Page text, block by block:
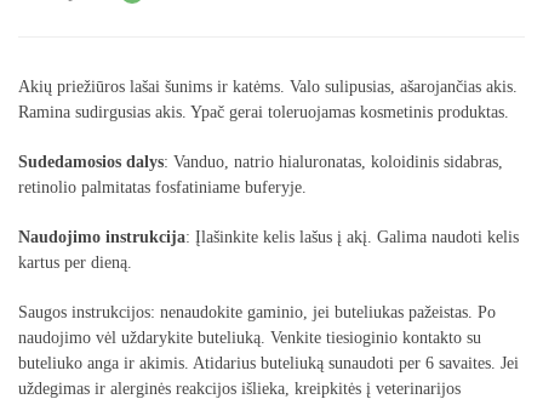
Akių priežiūros lašai šunims ir katėms. Valo sulipusias, ašarojančias akis.
Ramina sudirgusias akis. Ypač gerai toleruojamas kosmetinis produktas.
Sudedamosios dalys: Vanduo, natrio hialuronatas, koloidinis sidabras,
retinolio palmitatas fosfatiniame buferyje.
Naudojimo instrukcija: Įlašinkite kelis lašus į akį. Galima naudoti kelis
kartus per dieną.
Saugos instrukcijos: nenaudokite gaminio, jei buteliukas pažeistas. Po
naudojimo vėl uždarykite buteliuką. Venkite tiesioginio kontakto su
buteliuko anga ir akimis. Atidarius buteliuką sunaudoti per 6 savaites. Jei
uždegimas ir alerginės reakcijos išlieka, kreipkitės į veterinarijos